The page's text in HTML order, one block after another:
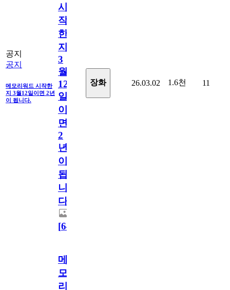
공지
공지
메모리워드 시작한
지 3월12일이면 2년
이 됩니다.
시
작
한
지
3
월
12
일
이
면
2
년
이
됩
니
다.
[64
장화 26.03.02 1.6천 11
메
모
리